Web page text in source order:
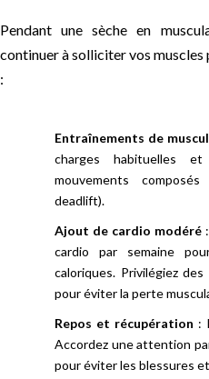
Pendant une sèche en
continuer à solliciter vos
:
Entraînements de
charges habituelles
mouvements
deadlift).
Ajout de cardio modéré
cardio par semaine
caloriques. Privilégiez
pour éviter la perte
Repos et récupération :
Accordez une attention
pour éviter les blessures